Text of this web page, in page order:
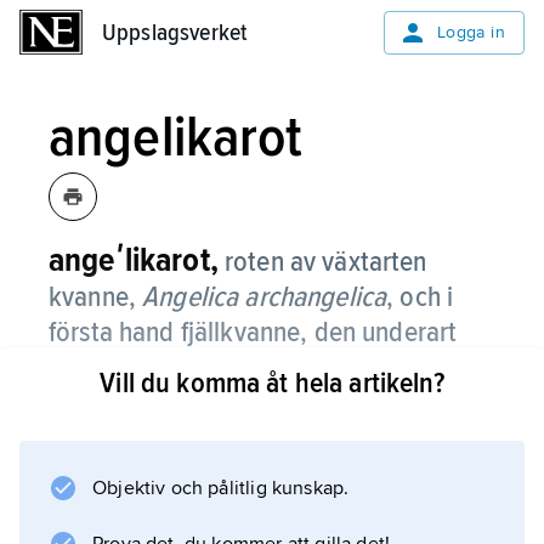
Uppslagsverket Logga in
angelikarot
angeʹlikarot, roten av växtarten
kvanne,Angelica archangelica, och i
första hand fjällkvanne, den underart
som förekommer i fjällen.
klosterträdgårdar och odlas än i dag i
Vill du komma åt hela artikeln?
Objektiv och pålitlig kunskap.